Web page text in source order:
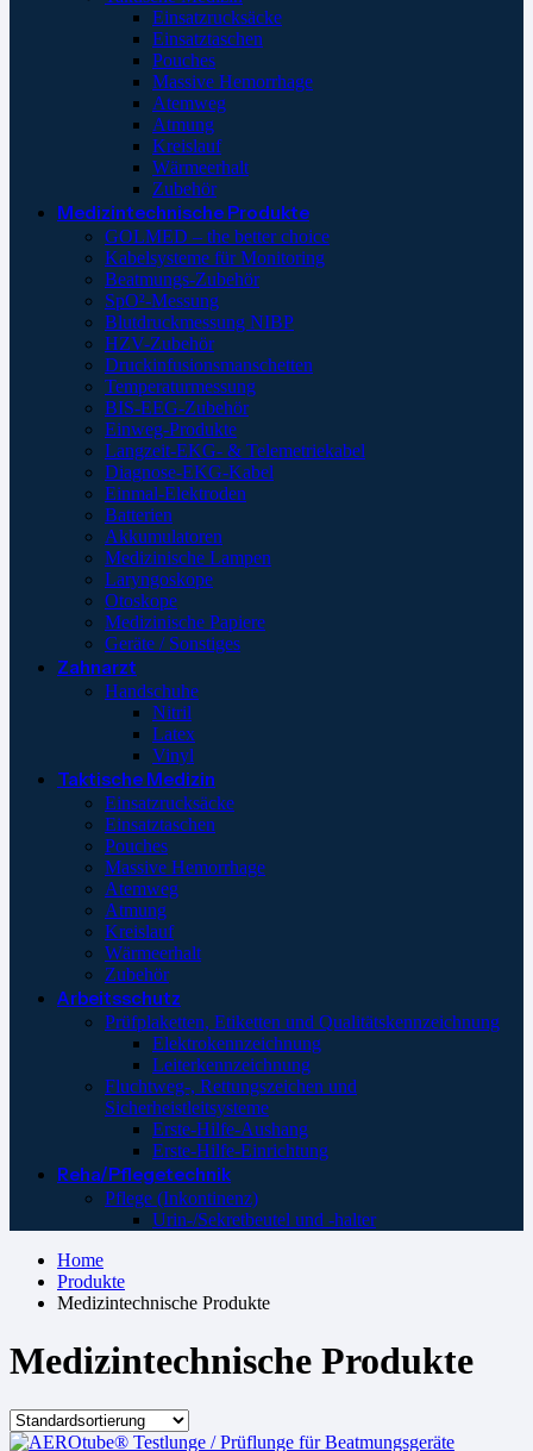
Einsatzrucksäcke
Einsatztaschen
Pouches
Massive Hemorrhage
Atemweg
Atmung
Kreislauf
Wärmeerhalt
Zubehör
Medizintechnische Produkte
GOLMED – the better choice
Kabelsysteme für Monitoring
Beatmungs-Zubehör
SpO²-Messung
Blutdruckmessung NIBP
HZV-Zubehör
Druckinfusionsmanschetten
Temperaturmessung
BIS-EEG-Zubehör
Einweg-Produkte
Langzeit-EKG- & Telemetriekabel
Diagnose-EKG-Kabel
Einmal-Elektroden
Batterien
Akkumulatoren
Medizinische Lampen
Laryngoskope
Otoskope
Medizinische Papiere
Geräte / Sonstiges
Zahnarzt
Handschuhe
Nitril
Latex
Vinyl
Taktische Medizin
Einsatzrucksäcke
Einsatztaschen
Pouches
Massive Hemorrhage
Atemweg
Atmung
Kreislauf
Wärmeerhalt
Zubehör
Arbeitsschutz
Prüfplaketten, Etiketten und Qualitätskennzeichnung
Elektrokennzeichnung
Leiterkennzeichnung
Fluchtweg-, Rettungszeichen und
Sicherheistleitsysteme
Erste-Hilfe-Aushang
Erste-Hilfe-Einrichtung
Reha/Pflegetechnik
Pflege (Inkontinenz)
Urin-/Sekretbeutel und -halter
Home
Produkte
Medizintechnische Produkte
Medizintechnische Produkte